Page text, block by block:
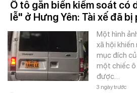
Ô tô gắn biển kiểm soát có
lễ" ở Hưng Yên: Tài xế đã
Một hình
xã hội
mục đích
một chiếc ô
được…
3 ngày trước